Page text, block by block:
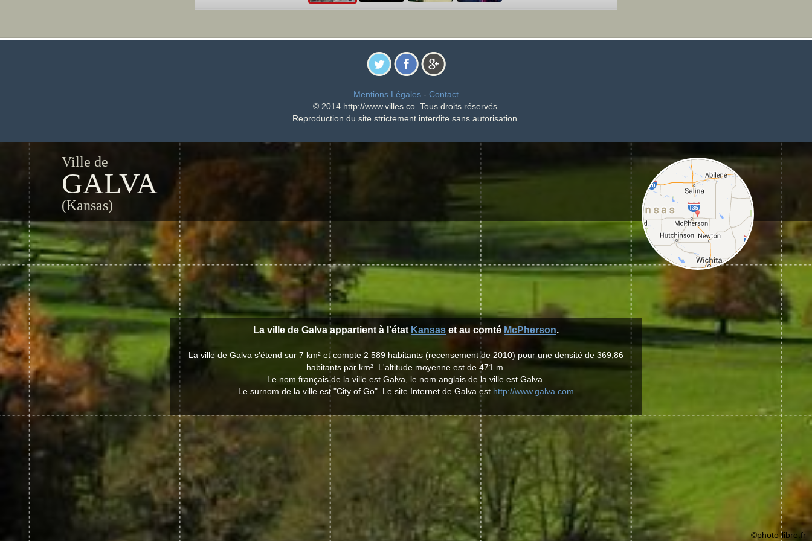
Mentions Légales - Contact
© 2014 http://www.villes.co. Tous droits réservés.
Reproduction du site strictement interdite sans autorisation.
Ville de
GALVA
(Kansas)
La ville de Galva appartient à l'état Kansas et au comté McPherson.
La ville de Galva s'étend sur 7 km² et compte 2 589 habitants (recensement de 2010) pour une densité de 369,86
habitants par km². L'altitude moyenne est de 471 m.
Le nom français de la ville est Galva, le nom anglais de la ville est Galva.
Le surnom de la ville est "City of Go". Le site Internet de Galva est http://www.galva.com
©photo-libre.fr